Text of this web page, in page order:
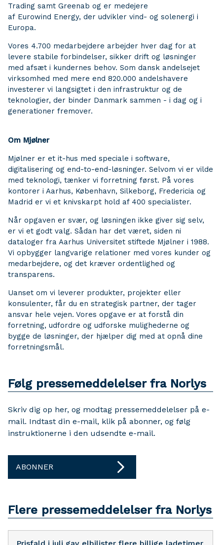
Trading samt Greenab og er medejere
af Eurowind Energy, der udvikler vind- og solenergi i
Europa.
Vores 4.700 medarbejdere arbejder hver dag for at
levere stabile forbindelser, sikker drift og løsninger
med afsæt i kundernes behov. Som dansk andelsejet
virksomhed med mere end 820.000 andelshavere
investerer vi langsigtet i den infrastruktur og de
teknologier, der binder Danmark sammen - i dag og i
generationer fremover.
Om Mjølner
Mjølner er et it-hus med speciale i software,
digitalisering og end-to-end-løsninger. Selvom vi er vilde
med teknologi, tænker vi forretning først. På vores
kontorer i Aarhus, København, Silkeborg, Fredericia og
Madrid er vi et knivskarpt hold af 400 specialister.
Når opgaven er svær, og løsningen ikke giver sig selv,
er vi et godt valg. Sådan har det været, siden ni
dataloger fra Aarhus Universitet stiftede Mjølner i 1988.
Vi opbygger langvarige relationer med vores kunder og
medarbejdere, og det kræver ordentlighed og
transparens.
Uanset om vi leverer produkter, projekter eller
konsulenter, får du en strategisk partner, der tager
ansvar hele vejen. Vores opgave er at forstå din
forretning, udfordre og udforske mulighederne og
bygge de løsninger, der hjælper dig med at opnå dine
forretningsmål.
Følg pressemeddelelser fra Norlys
Skriv dig op her, og modtag pressemeddelelser på e-
mail. Indtast din e-mail, klik på abonner, og følg
instruktionerne i den udsendte e-mail.
ABONNER
Flere pressemeddelelser fra Norlys